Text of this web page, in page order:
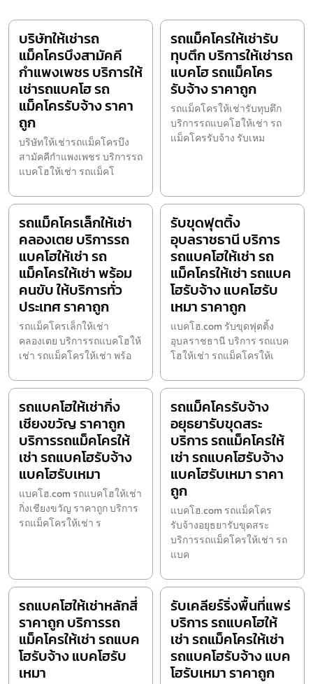
บริษัทให้เช่ารถ
แม็คโครบึงสามัคคี
กำแพงเพชร บริการให้
เช่ารถแบคโฮ รถ
แม็คโครรับจ้าง ราคา
ถูก
บริษัทให้เช่ารถแม็คโครบึง
สามัคคีกำแพงเพชร บริการรถ
แบคโฮให้เช่า รถแม็คโ
รถแม็คโครให้เช่ารับ
ทุบตึก บริการให้เช่ารถ
แบคโฮ รถแม็คโคร
รับจ้าง ราคาถูก
รถแม็คโครให้เช่ารับทุบตึก
บริการรถแบคโฮให้เช่า รถ
แม็คโครรับจ้าง รับเหม
รถแม็คโครเล็กให้เช่า
คลองเตย บริการรถ
แบคโฮให้เช่า รถ
แม็คโครให้เช่า พร้อม
คนขับ ให้บริการทั่ว
ประเทศ ราคาถูก
รถแม็คโครเล็กให้เช่า
คลองเตย บริการรถแบคโฮให้
เช่า รถแม็คโครให้เช่า พร้อ
รับขุดฟุตติ้ง
อุบลราชธานี บริการ
รถแบคโฮให้เช่า รถ
แม็คโครให้เช่า รถแบค
โฮรับจ้าง แบคโฮรับ
เหมา ราคาถูก
แบคโฮ.com รับขุดฟุตติ้ง
อุบลราชธานี บริการ รถแบค
โฮให้เช่า รถแม็คโครให้เ
รถแบคโฮให้เช่ากิ่ง
เชียงขวัญ ราคาถูก
บริการรถแม็คโครให้
เช่า รถแบคโฮรับจ้าง
แบคโฮรับเหมา
แบคโฮ.com รถแบคโฮให้เช่า
กิ่งเชียงขวัญ ราคาถูก บริการ
รถแม็คโครให้เช่า ร
รถแม็คโครรับจ้าง
อยุธยารับขุดสระ
บริการ รถแม็คโครให้
เช่า รถแบคโฮรับจ้าง
แบคโฮรับเหมา ราคา
ถูก
แบคโฮ.com รถแม็คโคร
รับจ้างอยุธยารับขุดสระ
บริการรถแม็คโครให้เช่า รถ
แบค
รถแบคโฮให้เช่าหลักสี่
ราคาถูก บริการรถ
แม็คโครให้เช่า รถแบค
โฮรับจ้าง แบคโฮรับ
เหมา
รับเคลียร์ริ่งพื้นที่แพร่
บริการ รถแบคโฮให้
เช่า รถแม็คโครให้เช่า
รถแบคโฮรับจ้าง แบค
โฮรับเหมา ราคาถูก